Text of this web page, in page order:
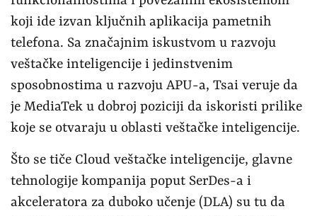
koji ide izvan ključnih aplikacija pametnih
telefona. Sa značajnim iskustvom u razvoju
veštačke inteligencije i jedinstvenim
sposobnostima u razvoju APU-a, Tsai veruje da
je MediaTek u dobroj poziciji da iskoristi prilike
koje se otvaraju u oblasti veštačke inteligencije.
Što se tiče Cloud veštačke inteligencije, glavne
tehnologije kompanija poput SerDes-a i
akceleratora za duboko učenje (DLA) su tu da